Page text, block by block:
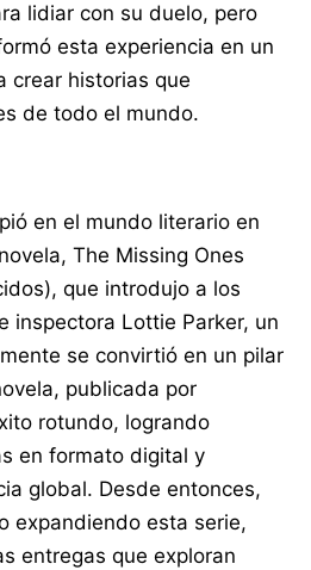
lidiar con su duelo, pero
esta experiencia en un
crear historias que
de todo el mundo.
en el mundo literario en
The Missing Ones
que introdujo a los
inspectora Lottie Parker, un
se convirtió en un pilar
publicada por
rotundo, logrando
en formato digital y
global. Desde entonces,
expandiendo esta serie,
entregas que exploran